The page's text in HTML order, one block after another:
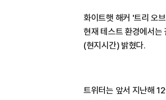
화이트햇 해커 '트리 오
현재 테스트 환경에서
(현지시간) 밝혔다.
트위터는 앞서 지난해